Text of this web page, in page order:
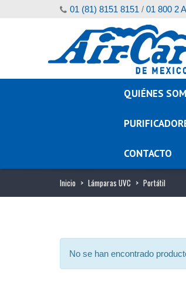
01 (81) 8151 8151 / 01 800 2
QUIÉNES
CONTACTO
Inicio > Lámparas UVC > Portátil
No se han encontrado